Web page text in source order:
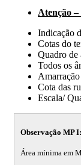
Atenção
Indicação
Cotas do
Quadro de
Todos os
Cota das
Escala/
Observação MP I:
Área mínima em